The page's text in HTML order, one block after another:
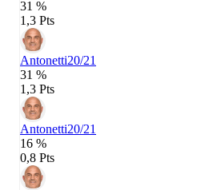
31 %
1,3 Pts
Antonetti20/21
31 %
1,3 Pts
Antonetti20/21
16 %
0,8 Pts